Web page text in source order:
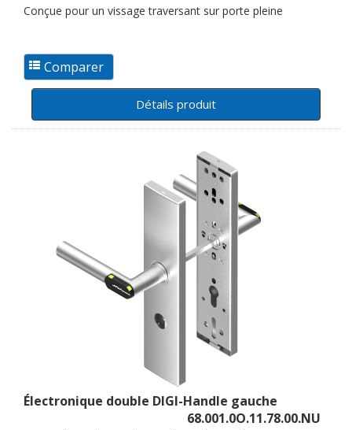
Conçue pour un vissage traversant sur porte pleine
Détails produit
Électronique double DIGI-Handle gauche
68.001.0O.11.78.00.NU